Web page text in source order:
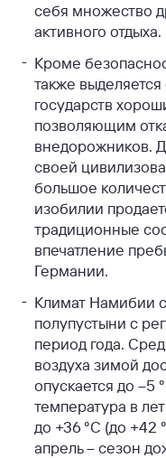
себя множество
активного отдыха.
Кроме
также
государств
позволяющим
внедорожников.
своей
большое
изобилии
традиционные
впечатление
Германии.
Климат Намибии
полупустыни с
период года.
воздуха зимой
опускается до –5
температура в
до +36 °С (до +42
апрель – сезон